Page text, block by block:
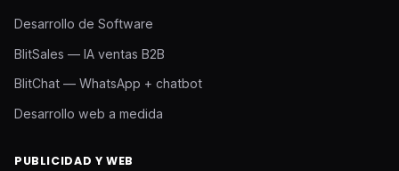
Desarrollo de Software
BlitSales — IA ventas B2B
BlitChat — WhatsApp + chatbot
Desarrollo web a medida
PUBLICIDAD Y WEB